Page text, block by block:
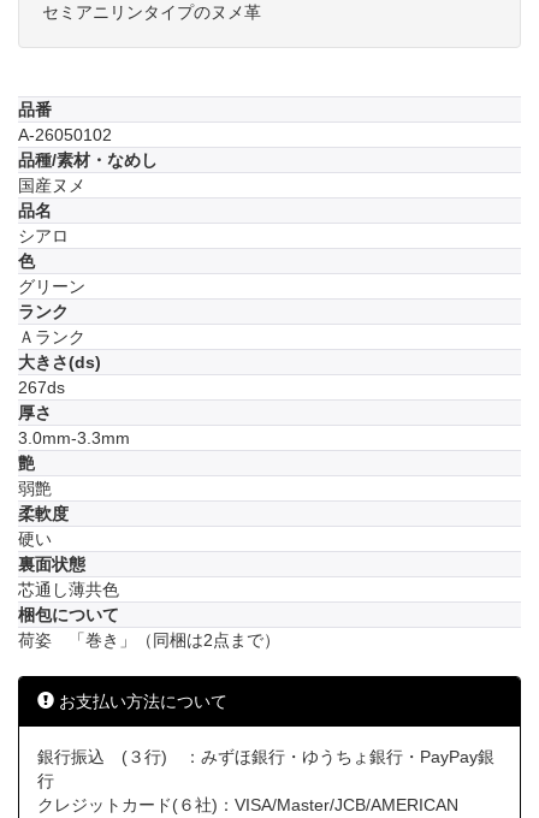
セミアニリンタイプのヌメ革
品番
A-26050102
品種/素材・なめし
国産ヌメ
品名
シアロ
色
グリーン
ランク
Ａランク
大きさ(ds)
267ds
厚さ
3.0mm-3.3mm
艶
弱艶
柔軟度
硬い
裏面状態
芯通し薄共色
梱包について
荷姿 「巻き」（同梱は2点まで）
お支払い方法について
銀行振込 (３行) ：みずほ銀行・ゆうちょ銀行・PayPay銀
行
クレジットカード(６社)：VISA/Master/JCB/AMERICAN